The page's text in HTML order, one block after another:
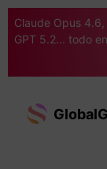
Claude Opus 4.6,
GPT 5.2... todo